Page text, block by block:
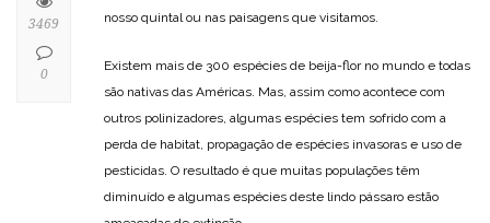
nosso quintal ou nas paisagens que visitamos.
Existem mais de 300 espécies de beija-flor no mundo e todas
são nativas das Américas. Mas, assim como acontece com
outros polinizadores, algumas espécies tem sofrido com a
perda de habitat, propagação de espécies invasoras e uso de
pesticidas. O resultado é que muitas populações têm
diminuído e algumas espécies deste lindo pássaro estão
3469
0